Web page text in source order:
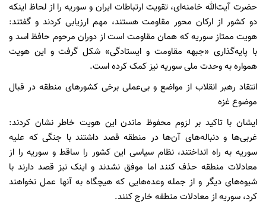
حضرت آیت‌الله خامنه‌ای، تقویت ارتباطات ایران و سوریه را از لحاظ اینکه
دو کشور از ارکان محور مقاومت هستند، مهم ارزیابی کردند و گفتند:
هویت ممتاز سوریه که همان مقاومت است از دوران مرحوم حافظ اسد و
با پایه‌گذاری «جبهه مقاومت و ایستادگی» شکل گرفت و این هویت
همواره به وحدت ملی سوریه نیز کمک کرده است.
انتقاد رهبر انقلاب از مواضع و بی‌عملی برخی کشورهای منطقه در قبال
موضوع غزه
ایشان با تاکید بر لزوم محفوظ ماندن این هویت خاطر نشان کردند:
غربی‌ها و دنباله‌های آن‌ها در منطقه قصد داشتند با جنگی که علیه
سوریه به راه انداختند، نظام سیاسی این کشور را ساقط و سوریه را از
معادلات منطقه حذف کنند اما موفق نشدند و اینک نیز قصد دارند با
شیوه‌های دیگر و از جمله وعده‌هایی که هیچگاه به آنها عمل نخواهند
کرد، سوریه از معادلات منطقه خارج کنند.